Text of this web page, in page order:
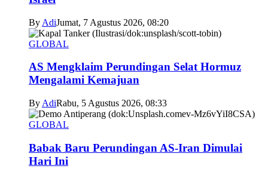
By AdiJumat, 7 Agustus 2026, 08:20
GLOBAL
AS Mengklaim Perundingan Selat Hormuz
Mengalami Kemajuan
By AdiRabu, 5 Agustus 2026, 08:33
GLOBAL
Babak Baru Perundingan AS-Iran Dimulai
Hari Ini